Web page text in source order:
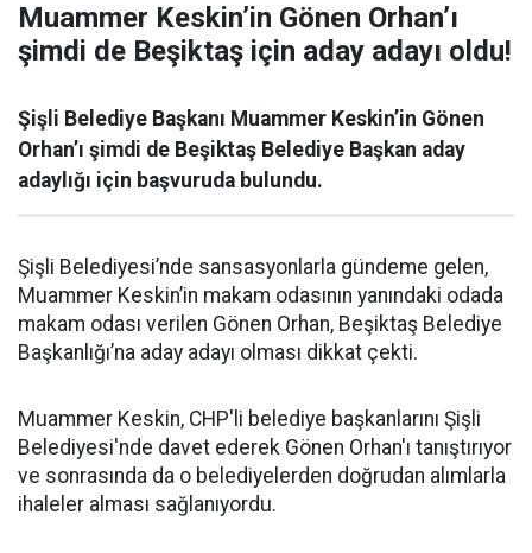
Muammer Keskin’in Gönen Orhan’ı
şimdi de Beşiktaş için aday adayı oldu!
Şişli Belediye Başkanı Muammer Keskin’in Gönen
Orhan’ı şimdi de Beşiktaş Belediye Başkan aday
adaylığı için başvuruda bulundu.
Şişli Belediyesi’nde sansasyonlarla gündeme gelen,
Muammer Keskin’in makam odasının yanındaki odada
makam odası verilen Gönen Orhan, Beşiktaş Belediye
Başkanlığı’na aday adayı olması dikkat çekti.
Muammer Keskin, CHP'li belediye başkanlarını Şişli
Belediyesi'nde davet ederek Gönen Orhan'ı tanıştırıyor
ve sonrasında da o belediyelerden doğrudan alımlarla
ihaleler alması sağlanıyordu.